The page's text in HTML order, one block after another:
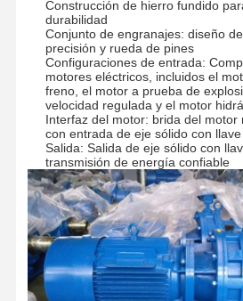
Construcción de hierro fundido
durabilidad
Conjunto de engranajes: diseño
precisión y rueda de pines
Configuraciones de entrada:
motores eléctricos, incluidos el
freno, el motor a prueba de
velocidad regulada y el motor
Interfaz del motor: brida del motor
con entrada de eje sólido con llave
Salida: Salida de eje sólido con
transmisión de energía confiable